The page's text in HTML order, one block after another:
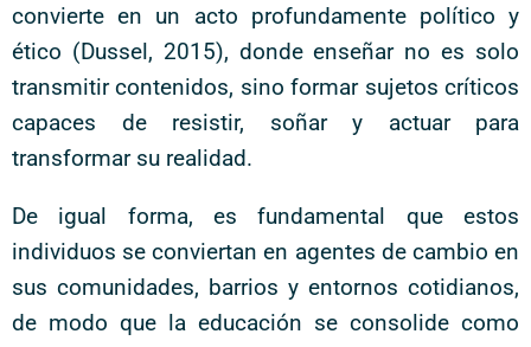
convierte en un acto profundamente político y
ético (Dussel, 2015), donde enseñar no es solo
transmitir contenidos, sino formar sujetos críticos
capaces de resistir, soñar y actuar para
transformar su realidad.
De igual forma, es fundamental que estos
individuos se conviertan en agentes de cambio en
sus comunidades, barrios y entornos cotidianos,
de modo que la educación se consolide como